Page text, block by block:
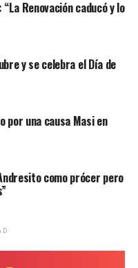
Renovación caducó y lo
y se celebra el Día de
por una causa Masi en
como prócer pero